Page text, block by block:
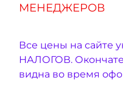
МЕНЕДЖЕРОВ
Все цены на сайте
НАЛОГОВ.
видна во время